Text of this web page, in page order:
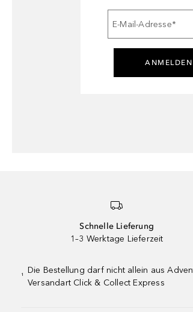
E-Mail-Adresse*
ANMELDEN
Schnelle Lieferung
1–3 Werktage Lieferzeit
¹
Die Bestellung darf nicht allein aus
Versandart Click & Collect Express